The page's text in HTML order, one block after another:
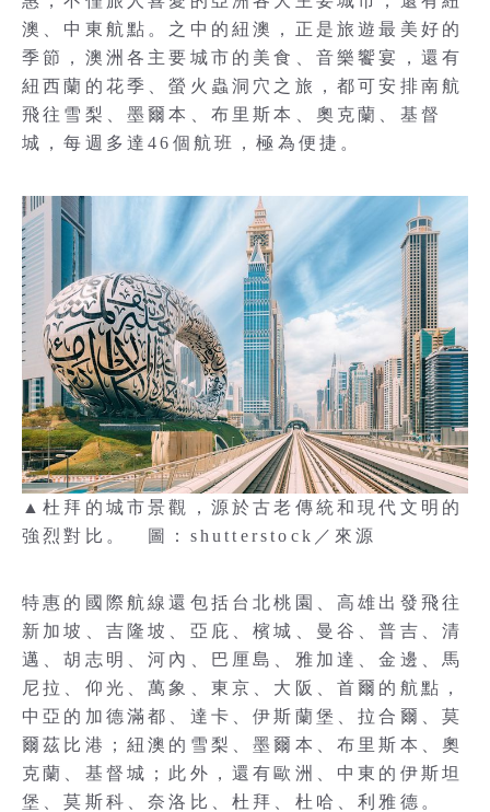
澳、中東航點。之中的紐澳，正是旅遊最美好的
季節，澳洲各主要城市的美食、音樂饗宴，還有
紐西蘭的花季、螢火蟲洞穴之旅，都可安排南航
飛往雪梨、墨爾本、布里斯本、奧克蘭、基督
城，每週多達46個航班，極為便捷。
▲杜拜的城市景觀，源於古老傳統和現代文明的
強烈對比。 圖：shutterstock／來源
特惠的國際航線還包括台北桃園、高雄出發飛往
新加坡、吉隆坡、亞庇、檳城、曼谷、普吉、清
邁、胡志明、河內、巴厘島、雅加達、金邊、馬
尼拉、仰光、萬象、東京、大阪、首爾的航點，
中亞的加德滿都、達卡、伊斯蘭堡、拉合爾、莫
爾茲比港；紐澳的雪梨、墨爾本、布里斯本、奧
克蘭、基督城；此外，還有歐洲、中東的伊斯坦
堡、莫斯科、奈洛比、杜拜、杜哈、利雅德。